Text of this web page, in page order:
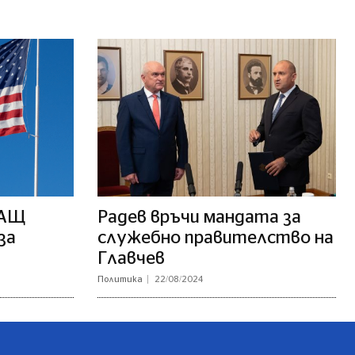
Радев връчи мандата за
служебно правителство на
Главчев
Политика 22/08/2024